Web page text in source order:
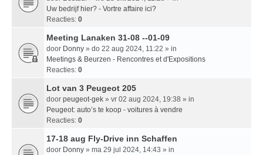
Uw bedrijf hier? - Vortre affaire ici?
Reacties: 0
Meeting Lanaken 31-08 --01-09
door Donny » do 22 aug 2024, 11:22 » in
Meetings & Beurzen - Rencontres et d'Expositions
Reacties: 0
Lot van 3 Peugeot 205
door peugeot-gek » vr 02 aug 2024, 19:38 » in
Peugeot: auto’s te koop - voitures à vendre
Reacties: 0
17-18 aug Fly-Drive inn Schaffen
door Donny » ma 29 jul 2024, 14:43 » in